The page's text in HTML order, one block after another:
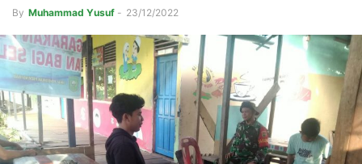
By Muhammad Yusuf - 23/12/2022